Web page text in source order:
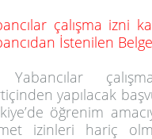
çalışma izni
İstenilen
yapılacak
öğrenim
izinleri hariç